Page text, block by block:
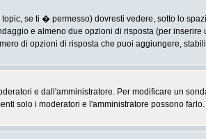
se ti � permesso) dovresti vedere, sotto lo
e almeno due opzioni di risposta (per
di opzioni di risposta che puoi aggiungere,
e dall'amministratore. Per modificare un
solo i moderatori e l'amministratore possono farlo.